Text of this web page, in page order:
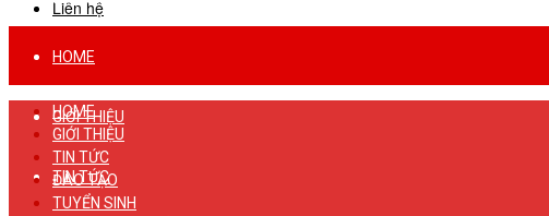
Liên hệ
HOME
GIỚI THIỆU
TIN TỨC
HOME
GIỚI THIỆU
TIN TỨC
ĐÀO TẠO
TUYỂN SINH